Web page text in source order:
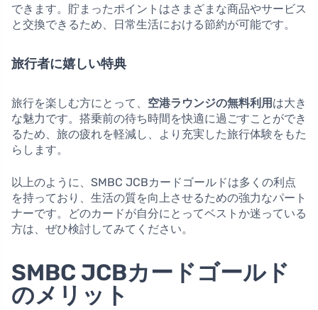
できます。貯まったポイントはさまざまな商品やサービス
と交換できるため、日常生活における節約が可能です。
旅行者に嬉しい特典
旅行を楽しむ方にとって、 空港ラウンジの無料利用 は大き
な魅力です。搭乗前の待ち時間を快適に過ごすことができ
るため、旅の疲れを軽減し、より充実した旅行体験をもた
らします。
以上のように、SMBC JCBカードゴールドは多くの利点
を持っており、生活の質を向上させるための強力なパート
ナーです。どのカードが自分にとってベストか迷っている
方は、ぜひ検討してみてください。
SMBC JCBカードゴールド
のメリット